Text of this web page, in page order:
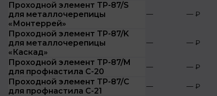
Проходной элемент TP-87/S
для металлочерепицы
«Монтеррей»
— — ₽
Проходной элемент TP-87/K
для металлочерепицы
«Каскад»
— — ₽
Проходной элемент TP-87/M
для профнастила С-20
— — ₽
Проходной элемент TP-87/C
для профнастила С-21
— — ₽